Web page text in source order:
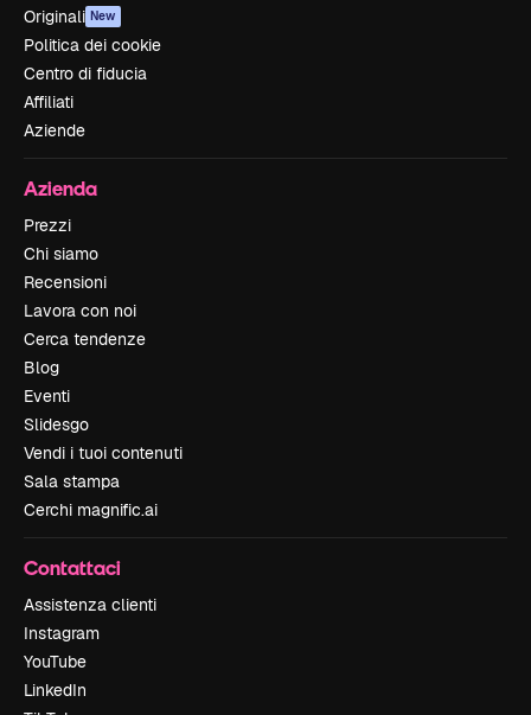
Originali New
Politica dei cookie
Centro di fiducia
Affiliati
Aziende
Azienda
Prezzi
Chi siamo
Recensioni
Lavora con noi
Cerca tendenze
Blog
Eventi
Slidesgo
Vendi i tuoi contenuti
Sala stampa
Cerchi magnific.ai
Contattaci
Assistenza clienti
Instagram
YouTube
LinkedIn